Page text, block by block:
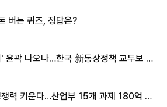
버는 퀴즈, 정답은?
윤곽 나오나…한국 新통상정책 교두보 활
력 키운다…산업부 15개 과제 180억 지